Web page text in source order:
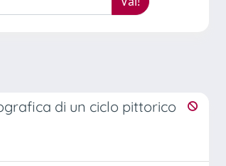
di un ciclo pittorico